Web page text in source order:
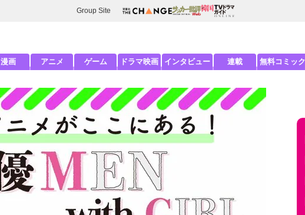
Group Site
漫画 アニメ ゲーム ドラマ映画 インタビュー 連載 無料コミック